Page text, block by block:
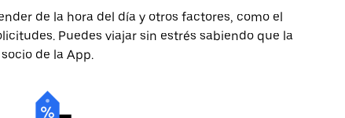
de la hora del día y otros factores, como el
Puedes viajar sin estrés sabiendo que la
de la App.